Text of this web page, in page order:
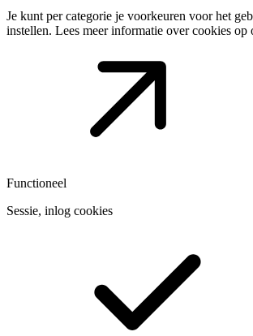
Je kunt per categorie je voorkeuren voor het
instellen. Lees meer informatie over cookies op
Functioneel
Sessie, inlog cookies